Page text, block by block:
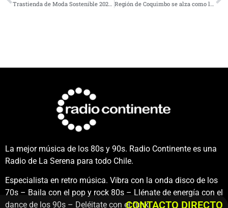
Trastienda de Moda Sostenible 2025: AIEP La Serena y COANIQUEM realizan desfile gratuito de arte consciente e impacto social Región de Coquimbo se alza como la segunda a nivel nacional con la mayor tasa de donantes de órganos
La mejor música de los 80s y 90s. Radio Continente es una
Radio de La Serena para todo Chile.
Especialista en retro música. Vibra con la onda disco de los
70s – Baila con el pop y rock 80s – Llénate de energía con el
dance de los 90s – Deléitate con el funk.CONTACTO DIRECTO